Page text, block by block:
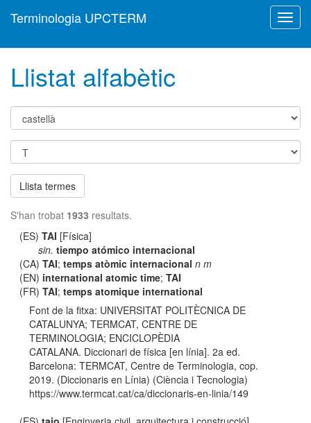
Terminologia UPCTERM
Llistat alfabètic
Llista termes
S'han trobat 1933 resultats.
(ES)TAI [Física]
sin. tiempo atómico internacional
(CA)TAI;temps atòmic internacional n m
(EN) international atomic time;TAI
(FR)TAI;temps atomique international
Font de la fitxa: UNIVERSITAT POLITÈCNICA DE
CATALUNYA; TERMCAT, CENTRE DE
TERMINOLOGIA; ENCICLOPÈDIA
CATALANA. Diccionari de física [en línia]. 2a ed.
Barcelona: TERMCAT, Centre de Terminologia, cop.
2019. (Diccionaris en Línia) (Ciència i Tecnologia)
https://www.termcat.cat/ca/diccionaris-en-linia/149